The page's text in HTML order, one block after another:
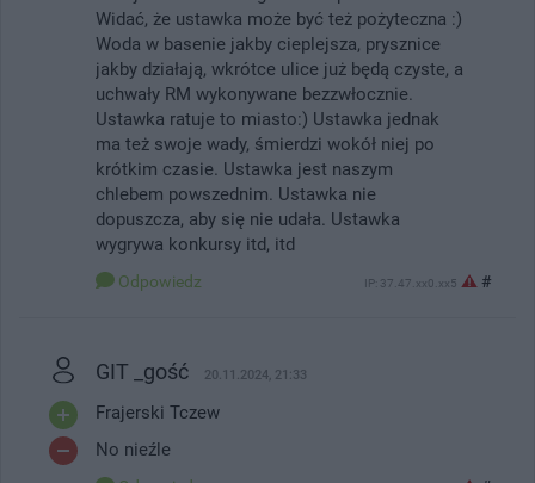
Widać, że ustawka może być też pożyteczna :)
Woda w basenie jakby cieplejsza, prysznice
jakby działają, wkrótce ulice już będą czyste, a
uchwały RM wykonywane bezzwłocznie.
Ustawka ratuje to miasto:) Ustawka jednak
ma też swoje wady, śmierdzi wokół niej po
krótkim czasie. Ustawka jest naszym
chlebem powszednim. Ustawka nie
dopuszcza, aby się nie udała. Ustawka
wygrywa konkursy itd, itd
Odpowiedz IP: 37.47.xx0.xx5 #
GIT _gość 20.11.2024, 21:33
Frajerski Tczew
No nieźle